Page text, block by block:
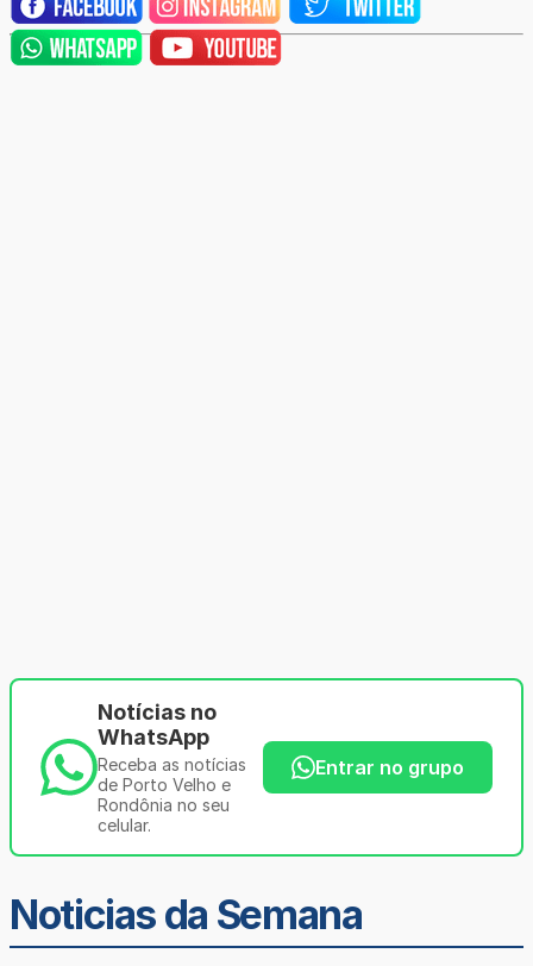
Notícias no
WhatsApp
Receba as notícias
de Porto Velho e
Rondônia no seu
celular.
Entrar no grupo
Noticias da Semana